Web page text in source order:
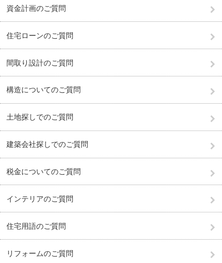
資金計画のご質問
住宅ローンのご質問
間取り設計のご質問
構造についてのご質問
土地探しでのご質問
建築会社探しでのご質問
税金についてのご質問
インテリアのご質問
住宅用語のご質問
リフォームのご質問